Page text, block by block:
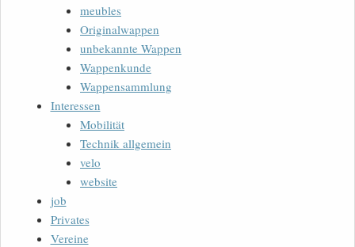
meubles
Originalwappen
unbekannte Wappen
Wappenkunde
Wappensammlung
Interessen
Mobilität
Technik allgemein
velo
website
job
Privates
Vereine